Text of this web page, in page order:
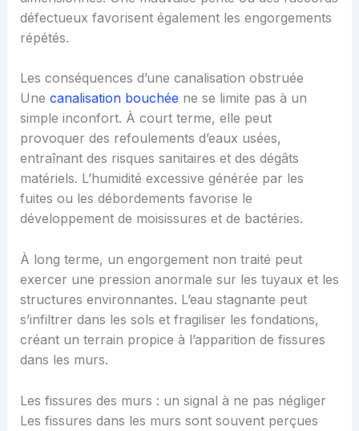
défectueux favorisent également les engorgements
répétés.
Les conséquences d’une canalisation obstruée
Une canalisation bouchée ne se limite pas à un
simple inconfort. À court terme, elle peut
provoquer des refoulements d’eaux usées,
entraînant des risques sanitaires et des dégâts
matériels. L’humidité excessive générée par les
fuites ou les débordements favorise le
développement de moisissures et de bactéries.
À long terme, un engorgement non traité peut
exercer une pression anormale sur les tuyaux et les
structures environnantes. L’eau stagnante peut
s’infiltrer dans les sols et fragiliser les fondations,
créant un terrain propice à l’apparition de fissures
dans les murs.
Les fissures des murs : un signal à ne pas négliger
Les fissures dans les murs sont souvent perçues